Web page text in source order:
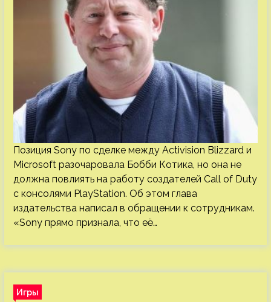
Позиция Sony по сделке между Activision Blizzard и
Microsoft разочаровала Бобби Котика, но она не
должна повлиять на работу создателей Call of Duty
с консолями PlayStation. Об этом глава
издательства написал в обращении к сотрудникам.
«Sony прямо признала, что её…
Игры